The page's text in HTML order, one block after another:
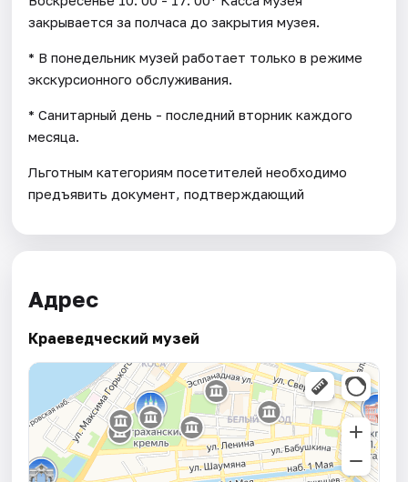
закрывается за полчаса до закрытия музея.
* В понедельник музей работает только в режиме
экскурсионного обслуживания.
* Санитарный день - последний вторник каждого
месяца.
Льготным категориям посетителей необходимо
предъявить документ, подтверждающий
Адрес
Краеведческий музей